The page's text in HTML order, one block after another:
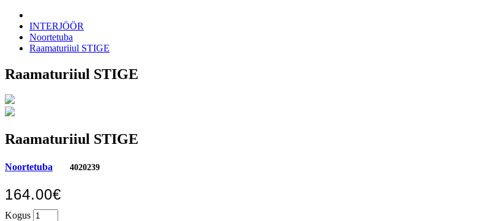
INTERJÖÖR
Noortetuba
Raamaturiiul STIGE
Raamaturiiul STIGE
Raamaturiiul STIGE
Noortetuba 4020239
164.00€
Kogus